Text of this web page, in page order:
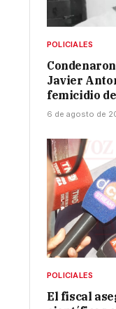
POLICIALES
Javier
femicidio
6 de agosto de
POLICIALES
El fiscal